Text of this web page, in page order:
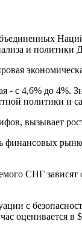
и
с 4,6% до 4%.
политики и
вызывает
финансовых
СНГ
с
оценивается в